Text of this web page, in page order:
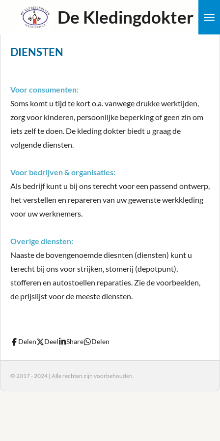
direct
De Kledingdokter
DIENSTEN
Voor consumenten:
Soms komt u tijd te kort o.a. vanwege drukke werktijden,
zorg voor kinderen, persoonlijke beperking of geen zin om
iets zelf te doen. De kleding dokter biedt u graag de
volgende diensten.
Voor bedrijven & organisaties:
Als bedrijf kunt u bij ons terecht voor een passend ontwerp,
het verstellen en repareren van uw gewenste werkkleding
voor uw werknemers.
Overige diensten:
Naaste de bovengenoemde diesnten (diensten) kunt u
terecht bij ons voor strijken, stomerij (depotpunt),
stofferen en autostoellen reparaties. Zie de voorbeelden,
de prijslijst voor de meeste diensten.
Delen Deel Share Delen
© 2017 - 2024 | Alle rechten zijn voorbehouden.